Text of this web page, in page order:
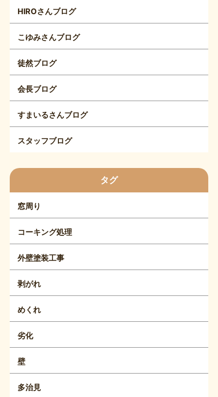
HIROさんブログ
こゆみさんブログ
徒然ブログ
会長ブログ
すまいるさんブログ
スタッフブログ
タグ
窓周り
コーキング処理
外壁塗装工事
剥がれ
めくれ
劣化
壁
多治見